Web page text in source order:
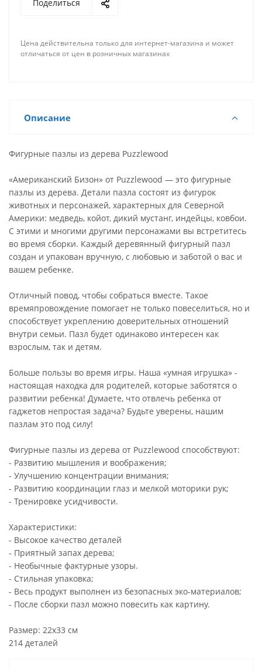
Поделиться
Цена действительна только для интернет-магазина и может
отличаться от цен в розничных магазинах
Описание
Фигурные пазлы из дерева Puzzlewood
«Американский Бизон» от Puzzlewood — это фигурные
пазлы из дерева. Детали пазла состоят из фигурок
животных и персонажей, характерных для Северной
Америки: медведь, койот, дикий мустанг, индейцы, ковбои.
С этими и многими другими персонажами вы встретитесь
во время сборки. Каждый деревянный фигурный пазл
создан и упакован вручную, с любовью и заботой о вас и
вашем ребенке.
Отличный повод, чтобы собраться вместе. Такое
времяпровождение помогает не только повеселиться, но и
способствует укреплению доверительных отношений
внутри семьи. Пазл будет одинаково интересен как
взрослым, так и детям.
Больше пользы во время игры. Наша «умная игрушка» -
настоящая находка для родителей, которые заботятся о
развитии ребенка! Думаете, что отвлечь ребенка от
гаджетов непростая задача? Будьте уверены, нашим
пазлам это под силу!
Фигурные пазлы из дерева от Puzzlewood способствуют:
- Развитию мышления и воображения;
- Улучшению концентрации внимания;
- Развитию координации глаз и мелкой моторики рук;
- Тренировке усидчивости.
Характеристики:
- Высокое качество деталей
- Приятный запах дерева;
- Необычные фактурные узоры.
- Стильная упаковка;
- Весь продукт выполнен из безопасных эко-материалов;
- После сборки пазл можно повесить как картину.
Размер: 22х33 см
214 деталей